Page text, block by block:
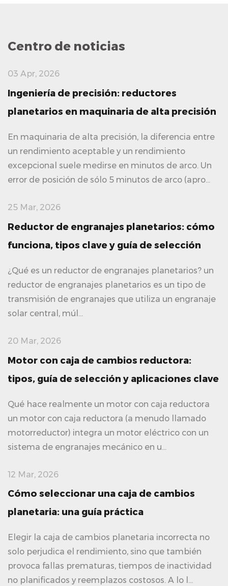
Centro de noticias
03 Apr, 2026
Ingeniería de precisión: reductores
planetarios en maquinaria de alta precisión
En maquinaria de alta precisión, la diferencia entre
un rendimiento aceptable y un rendimiento
excepcional suele medirse en minutos de arco. Un
error de posición de sólo 5 minutos de arco (apro...
25 Mar, 2026
Reductor de engranajes planetarios: cómo
funciona, tipos clave y guía de selección
¿Qué es un reductor de engranajes planetarios? un
reductor de engranajes planetarios es un tipo de
transmisión de engranajes que utiliza un engranaje
solar central, múl...
20 Mar, 2026
Motor con caja de cambios reductora:
tipos, guía de selección y aplicaciones clave
Qué hace realmente un motor con caja reductora
un motor con caja reductora (a menudo llamado
motorreductor) integra un motor eléctrico con un
sistema de engranajes mecánico en u...
12 Mar, 2026
Cómo seleccionar una caja de cambios
planetaria: una guía práctica
Elegir la caja de cambios planetaria incorrecta no
solo perjudica el rendimiento, sino que también
provoca fallas prematuras, tiempos de inactividad
no planificados y reemplazos costosos. A lo l...